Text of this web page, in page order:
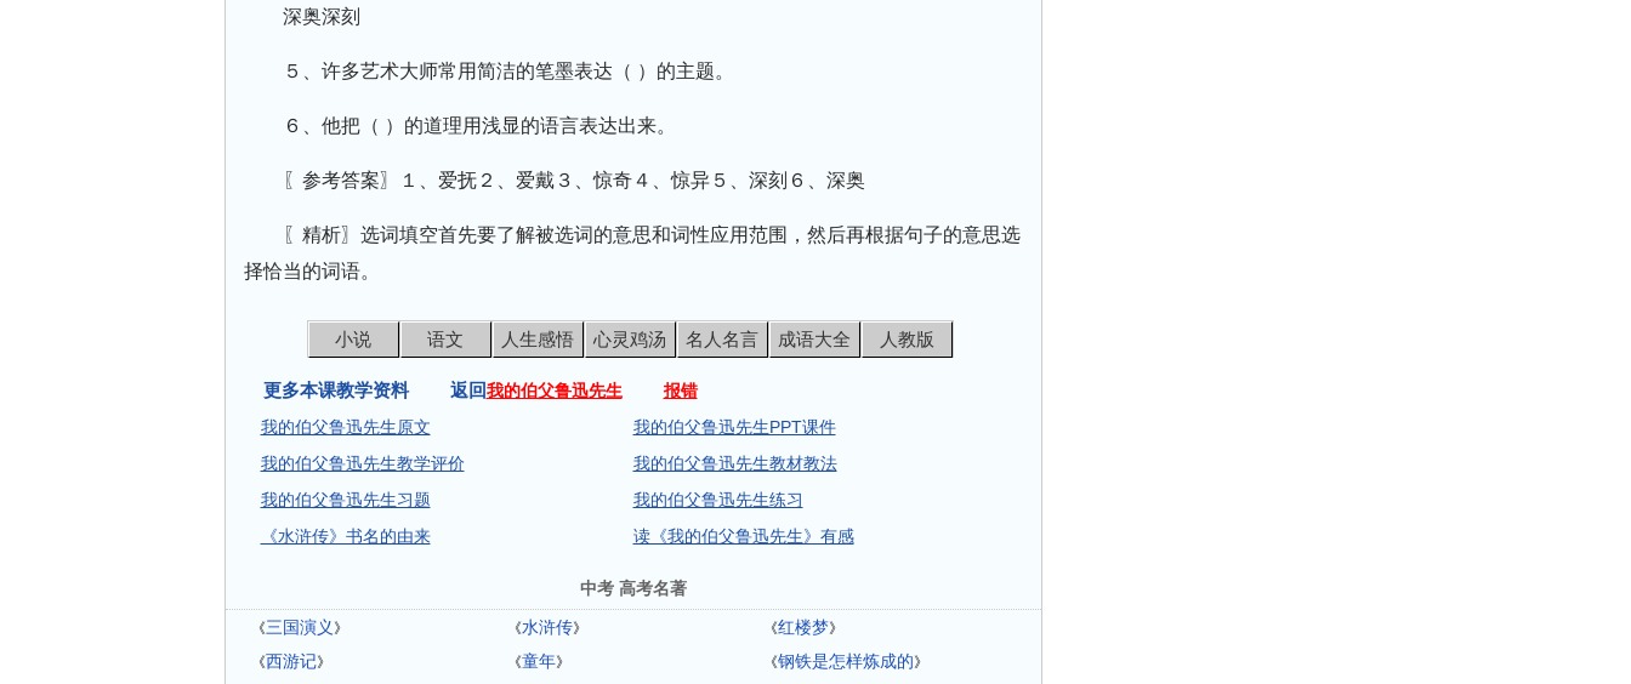
深奥深刻
５、许多艺术大师常用简洁的笔墨表达（ ）的主题。
６、他把（ ）的道理用浅显的语言表达出来。
〖参考答案〗１、爱抚２、爱戴３、惊奇４、惊异５、深刻６、深奥
〖精析〗选词填空首先要了解被选词的意思和词性应用范围，然后再根据句子的意思选
择恰当的词语。
小说 语文 人生感悟 心灵鸡汤 名人名言 成语大全 人教版
更多本课教学资料 返回我的伯父鲁迅先生
报错
我的伯父鲁迅先生原文
我的伯父鲁迅先生PPT课件
我的伯父鲁迅先生教学评价
我的伯父鲁迅先生教材教法
我的伯父鲁迅先生习题
我的伯父鲁迅先生练习
《水浒传》书名的由来
读《我的伯父鲁迅先生》有感
中考 高考名著
《三国演义 》 《水浒传》 《红楼梦》
《西游记》 《童年》 《钢铁是怎样炼成的》